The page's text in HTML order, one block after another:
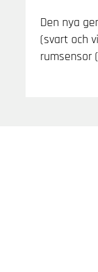
Den nya
(svart och
rumsensor